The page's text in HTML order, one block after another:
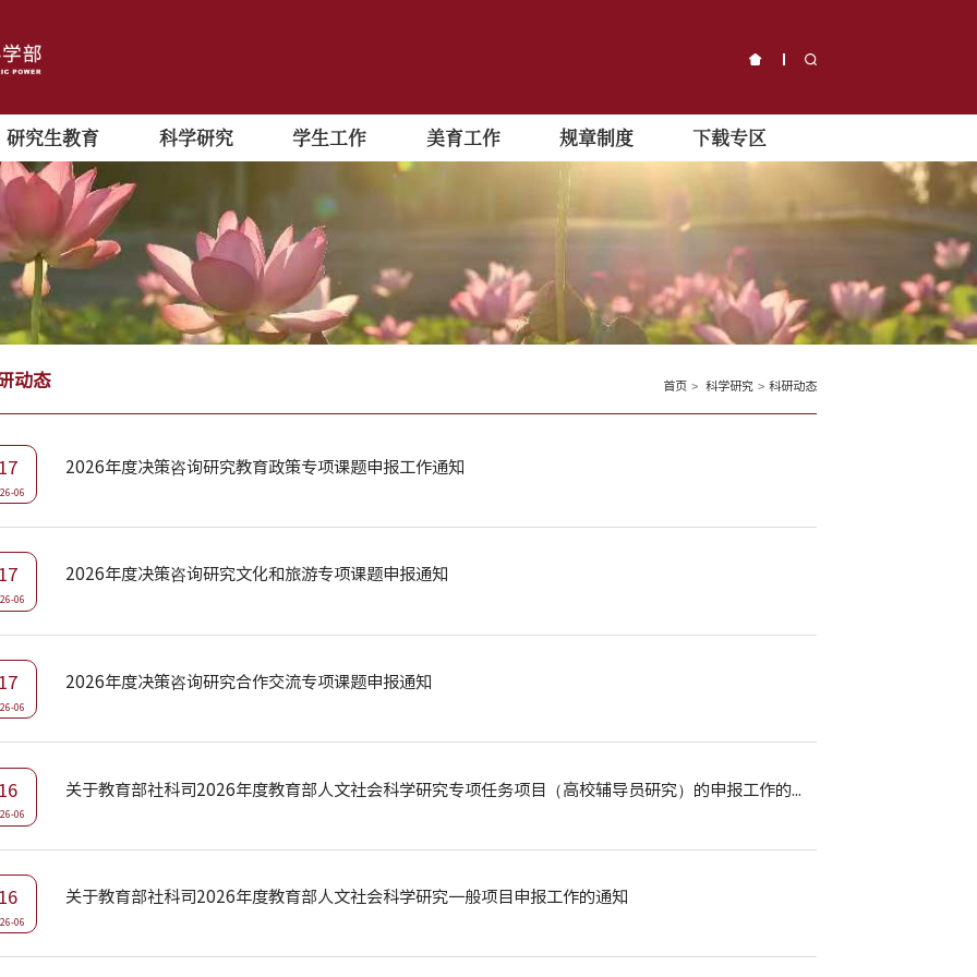
研究生教育 科学研究 学生工作 美育工作 规章制度 下载专区
首页 > 科学研究 > 科研动态
动态
17
06
2026年度决策咨询研究教育政策专项课题申报工作通知
17
06
2026年度决策咨询研究文化和旅游专项课题申报通知
17
06
2026年度决策咨询研究合作交流专项课题申报通知
16
06
关于教育部社科司2026年度教育部人文社会科学研究专项任务项目（高校辅导员研究）的申报工作的通知
16
06
关于教育部社科司2026年度教育部人文社会科学研究一般项目申报工作的通知